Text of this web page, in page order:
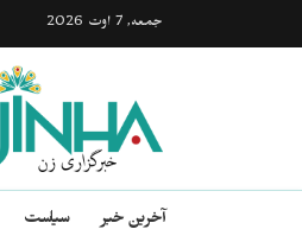
جمعه, 7 اوت 2026
آخرین خبر سیاست